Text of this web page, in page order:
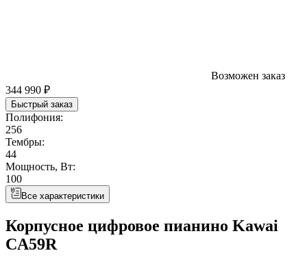
Возможен заказ
344 990 ₽
Быстрый заказ
Полифония:
256
Тембры:
44
Мощность, Вт:
100
Все характеристики
Корпусное цифровое пианино Kawai
CA59R